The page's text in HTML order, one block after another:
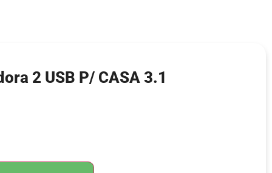
2 USB P/ CASA 3.1